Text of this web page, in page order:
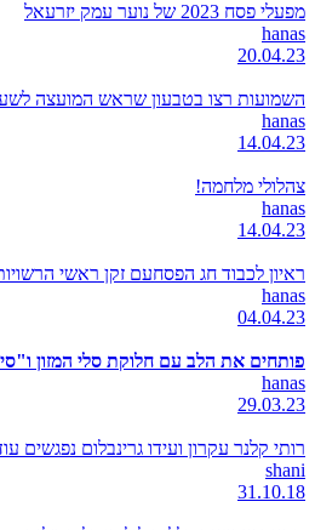
מפעלי פסח 2023 של נוער עמק יזרעאל
hanas
20.04.23
השמועות רצו בטבעון שראש המועצה
hanas
14.04.23
צהלולי מלחמה!
hanas
14.04.23
ראיון לכבוד חג הפסחעם זקן ראשי
hanas
04.04.23
פותחים את הלב עם חלוקת סלי המזון
hanas
29.03.23
רותי קלנר עקרון ועידו גרינבלום נפגשים
shani
31.10.18